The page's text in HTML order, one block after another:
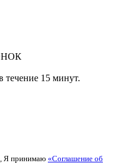
течение 15 минут.
Я принимаю «Соглашение об